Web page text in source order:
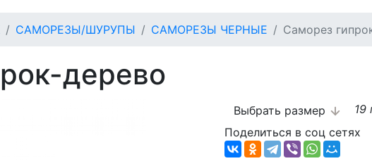
САМОРЕЗЫ/ШУРУПЫ САМОРЕЗЫ ЧЕРНЫЕ Саморез
дерево
Выбрать размер
19
Поделиться в соц сетях